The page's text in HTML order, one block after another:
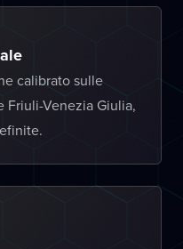
calibrato sulle
Friuli-Venezia Giulia,